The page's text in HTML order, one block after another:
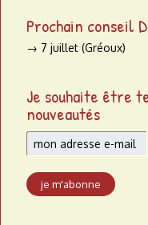
Prochain conseil
→ 7 juillet (Gréoux)
Je souhaite être
nouveautés